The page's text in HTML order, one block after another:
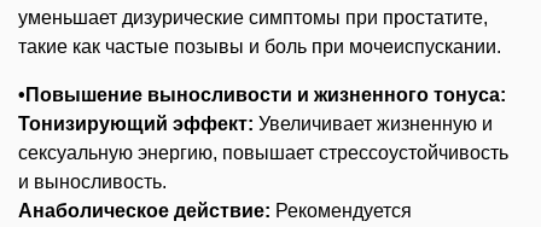
уменьшает дизурические симптомы при простатите,
такие как частые позывы и боль при мочеиспускании.
•Повышение выносливости и жизненного тонуса:
Тонизирующий эффект: Увеличивает жизненную и
сексуальную энергию, повышает стрессоустойчивость
и выносливость.
Анаболическое действие: Рекомендуется